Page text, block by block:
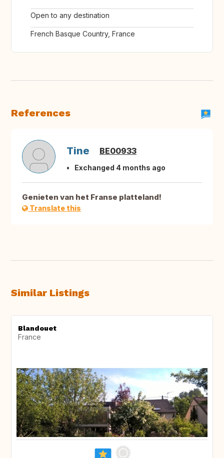
Open to any destination
French Basque Country, France
References
Tine BE00933
Exchanged 4 months ago
Genieten van het Franse platteland!
Translate this
Similar Listings
Blandouet
France